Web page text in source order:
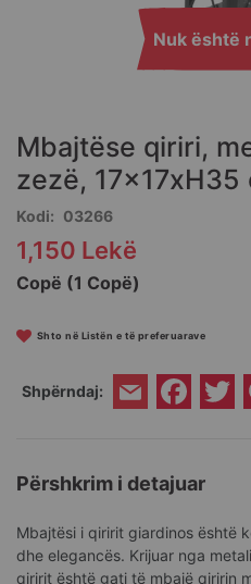
Nuk është
beginning
of
the
images
gallery
Mbajtëse qiriri,
zezë, 17x17xH35
Kodi 03266
1,150 Lekë
Copë (1 Copë)
Shto në Listën e të preferuarave
Shpërndaj: Email
Përshkrim i detajuar
Mbajtësi i qiririt giardinos është
dhe elegancës. Krijuar nga
qiririt është gati të mbajë qiririn